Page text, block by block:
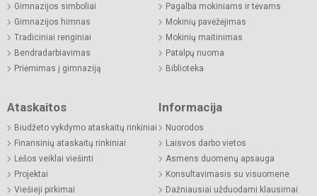
Gimnazijos simboliai
Gimnazijos himnas
Tradiciniai renginiai
Bendradarbiavimas
Priėmimas į gimnaziją
Pagalba mokiniams ir tėvams
Mokinių pavėžėjimas
Mokinių maitinimas
Patalpų nuoma
Biblioteka
Ataskaitos
Biudžeto vykdymo ataskaitų rinkiniai
Finansinių ataskaitų rinkiniai
Lėšos veiklai viešinti
Projektai
Viešieji pirkimai
Informacija
Nuorodos
Laisvos darbo vietos
Asmens duomenų apsauga
Konsultavimasis su visuomene
Dažniausiai užduodami klausimai